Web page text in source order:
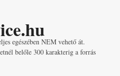
egészében NEM vehető át.
belőle 300 karakterig a forrás